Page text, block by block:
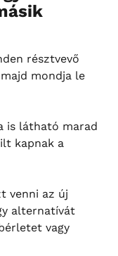
résztvevő
mondja le
is látható marad
kapnak a
venni az új
alternatívát
vagy